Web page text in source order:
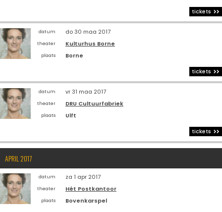
tickets
datum do 30 maa 2017
theater Kulturhus Borne
plaats
Borne
tickets
datum vr 31 maa 2017
theater DRU Cultuurfabriek
plaats
Ulft
tickets
APRIL 2017
datum za 1 apr 2017
theater Hét Postkantoor
plaats
Bovenkarspel